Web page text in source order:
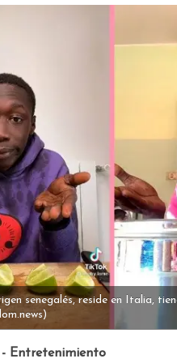
senegalés, reside en Italia,
- Entretenimiento